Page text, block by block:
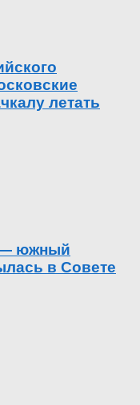
летать
— южный
в Совете